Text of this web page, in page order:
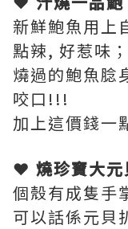
新鮮鮑魚用上
點辣, 好惹味；
燒過的鮑魚腍
咬口!!!
加上這價錢一
❤ 燒珍寶大
個殼有成隻手
可以話係元貝